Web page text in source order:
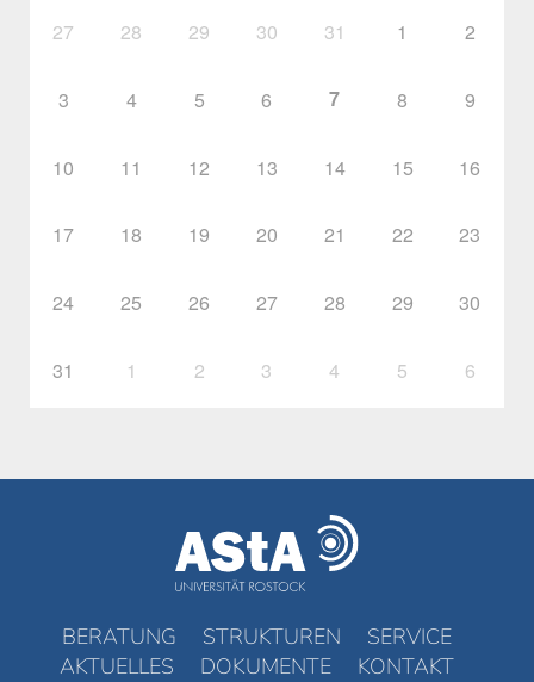
27 28 29 30 31 1 2
3 4 5 6 7 8 9
10 11 12 13 14 15 16
17 18 19 20 21 22 23
24 25 26 27 28 29 30
31 1 2 3 4 5 6
BERATUNG STRUKTUREN
SERVICE
AKTUELLES
DOKUMENTE KONTAKT